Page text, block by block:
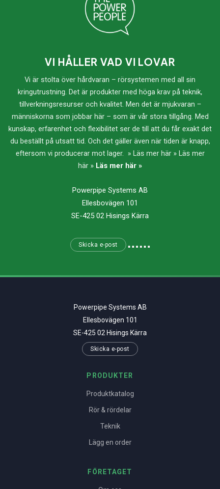
VI HÅLLER VAD VI LOVAR
Vi är stolta över hårdvaran – rörsystemen med all sin
kringutrustning. Det är produkter med höga krav på teknik,
tillverkningsresurser och kvalitet. Men det är mjukvaran –
människorna som jobbar här – som är vår stora tillgång. Med
kunskap, erfarenhet och flexibilitet ser de till att du får exakt det
du beställt på utsatt tid. Och det gäller även när tiden är knapp,
eftersom vi producerar mot lager. » Läs mer här » Läs mer
här » Läs mer här »
Powerpipe Systems AB
Ellesbovägen 101
SE-425 02 Hisings Kärra
Skicka e-post
Powerpipe Systems AB
Ellesbovägen 101
SE-425 02 Hisings Kärra
Skicka e-post
PRODUKTER
Produktkatalog
Rör & rördelar
Teknik
Lägg en order
FÖRETAGET